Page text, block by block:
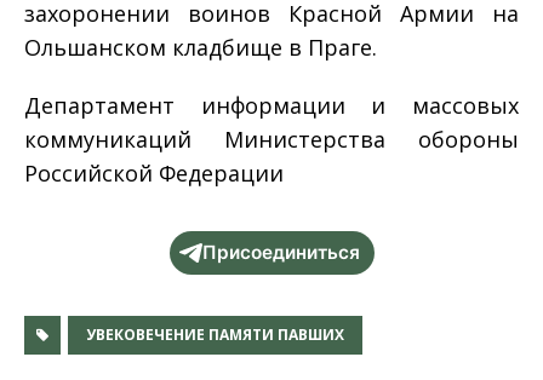
захоронении воинов Красной Армии на
Ольшанском кладбище в Праге.
Департамент информации и массовых
коммуникаций Министерства обороны
Российской Федерации
Присоединиться
УВЕКОВЕЧЕНИЕ ПАМЯТИ ПАВШИХ